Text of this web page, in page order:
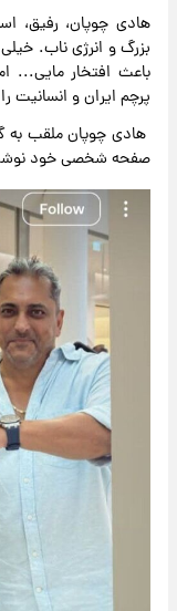
هادی چوپان، رفیق،
بزرگ و انرژی ناب.
باعث افتخار مایی...
پرچم ایران و انسانیت
هادی چوپان ملقب به
صفحه شخصی خود